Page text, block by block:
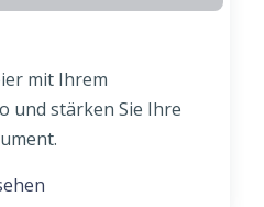
mit Ihrem
und stärken Sie Ihre